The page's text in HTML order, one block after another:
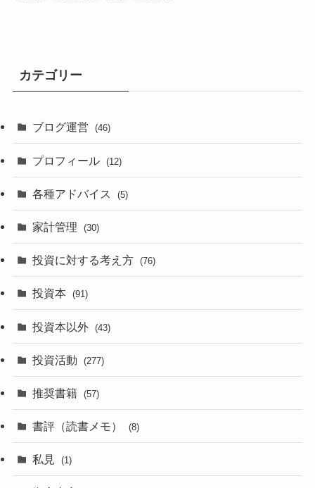
カテゴリー
ブログ運営 (46)
プロフィール (12)
各種アドバイス (5)
家計管理 (30)
投資に対する考え方 (76)
投資本 (91)
投資本以外 (43)
投資活動 (277)
推奨書籍 (57)
書評（読書メモ） (8)
私見 (1)